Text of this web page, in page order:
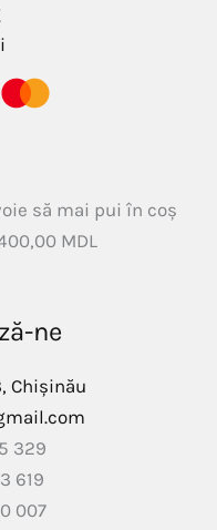
să mai pui în coș
MDL
ne
Chișinău
329
619
007